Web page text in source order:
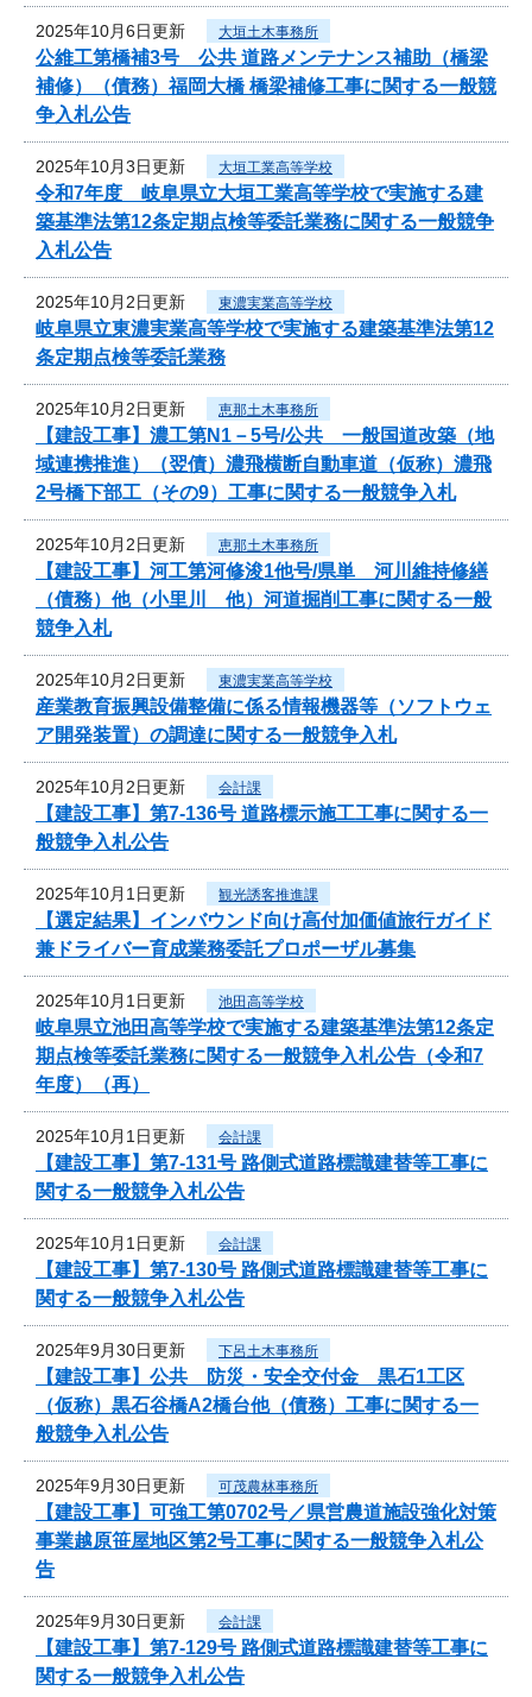
2025年10月6日更新 大垣土木事務所
公維工第橋補3号 公共 道路メンテナンス補助（橋梁
補修）（債務）福岡大橋 橋梁補修工事に関する一般競
争入札公告
2025年10月3日更新 大垣工業高等学校
令和7年度 岐阜県立大垣工業高等学校で実施する建
築基準法第12条定期点検等委託業務に関する一般競争
入札公告
2025年10月2日更新 東濃実業高等学校
岐阜県立東濃実業高等学校で実施する建築基準法第12
条定期点検等委託業務
2025年10月2日更新 恵那土木事務所
【建設工事】濃工第N1－5号/公共 一般国道改築（地
域連携推進）（翌債）濃飛横断自動車道（仮称）濃飛
2号橋下部工（その9）工事に関する一般競争入札
2025年10月2日更新 恵那土木事務所
【建設工事】河工第河修浚1他号/県単 河川維持修繕
（債務）他（小里川 他）河道掘削工事に関する一般
競争入札
2025年10月2日更新 東濃実業高等学校
産業教育振興設備整備に係る情報機器等（ソフトウェ
ア開発装置）の調達に関する一般競争入札
2025年10月2日更新 会計課
【建設工事】第7-136号 道路標示施工工事に関する一
般競争入札公告
2025年10月1日更新 観光誘客推進課
【選定結果】インバウンド向け高付加価値旅行ガイド
兼ドライバー育成業務委託プロポーザル募集
2025年10月1日更新 池田高等学校
岐阜県立池田高等学校で実施する建築基準法第12条定
期点検等委託業務に関する一般競争入札公告（令和7
年度）（再）
2025年10月1日更新 会計課
【建設工事】第7-131号 路側式道路標識建替等工事に
関する一般競争入札公告
2025年10月1日更新 会計課
【建設工事】第7-130号 路側式道路標識建替等工事に
関する一般競争入札公告
2025年9月30日更新 下呂土木事務所
【建設工事】公共 防災・安全交付金 黒石1工区
（仮称）黒石谷橋A2橋台他（債務）工事に関する一
般競争入札公告
2025年9月30日更新 可茂農林事務所
【建設工事】可強工第0702号／県営農道施設強化対策
事業越原笹屋地区第2号工事に関する一般競争入札公
告
2025年9月30日更新 会計課
【建設工事】第7-129号 路側式道路標識建替等工事に
関する一般競争入札公告